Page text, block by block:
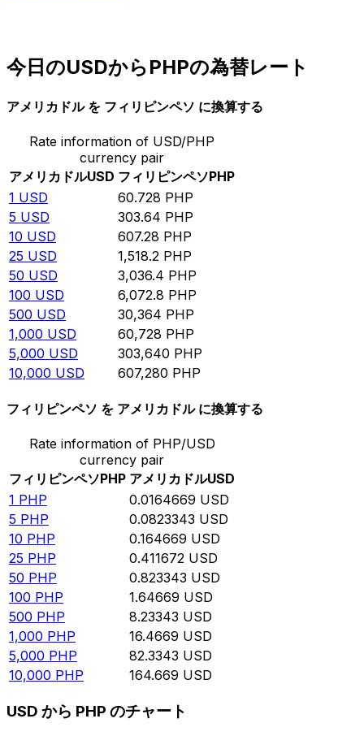
今日のUSDからPHPの為替レート
アメリカドル を フィリピンペソ に換算する
Rate information of USD/PHP
currency pair
アメリカドルUSD フィリピンペソPHP
1 USD 60.728 PHP
5 USD 303.64 PHP
10 USD 607.28 PHP
25 USD 1,518.2 PHP
50 USD 3,036.4 PHP
100 USD 6,072.8 PHP
500 USD 30,364 PHP
1,000 USD 60,728 PHP
5,000 USD 303,640 PHP
10,000 USD 607,280 PHP
フィリピンペソ を アメリカドル に換算する
Rate information of PHP/USD
currency pair
フィリピンペソPHP アメリカドルUSD
1 PHP 0.0164669 USD
5 PHP 0.0823343 USD
10 PHP 0.164669 USD
25 PHP 0.411672 USD
50 PHP 0.823343 USD
100 PHP 1.64669 USD
500 PHP 8.23343 USD
1,000 PHP 16.4669 USD
5,000 PHP 82.3343 USD
10,000 PHP 164.669 USD
USD から PHP のチャート